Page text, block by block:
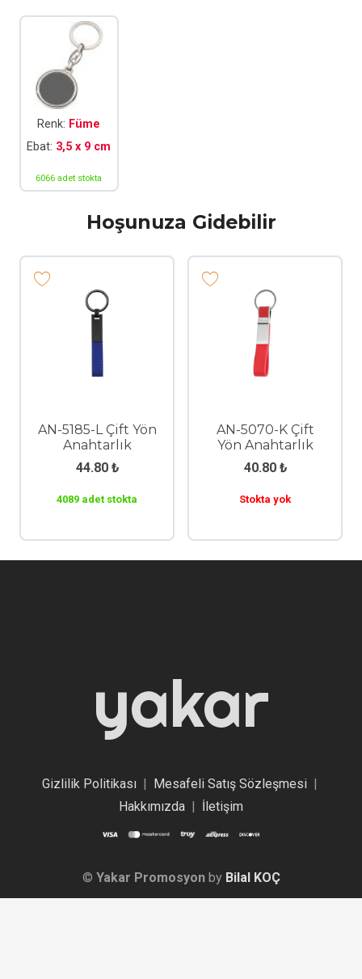
Renk: Füme
Ebat: 3,5 x 9 cm
6066 adet stokta
Hoşunuza Gidebilir
AN-5185-L Çift Yön
Anahtarlık
44.80 ₺
4089 adet stokta
AN-5070-K Çift
Yön Anahtarlık
40.80 ₺
Stokta yok
yakar
Gizlilik Politikası| Mesafeli Satış Sözleşmesi|
Hakkımızda | İletişim
© Yakar Promosyonby Bilal KOÇ